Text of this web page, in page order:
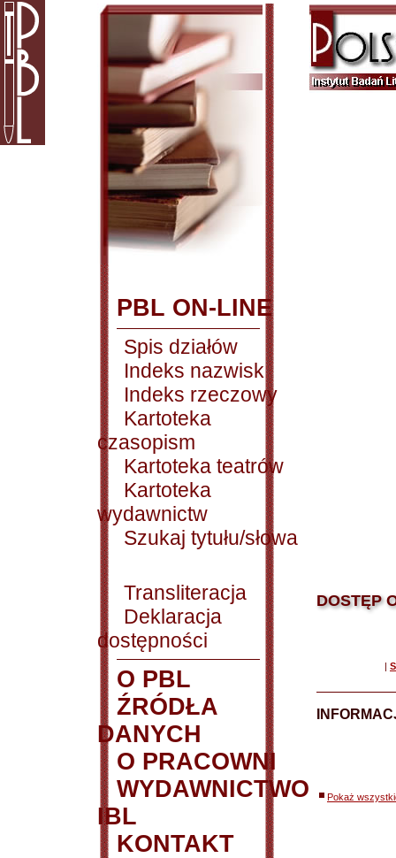
PBL ON-LINE
Spis działów
Indeks nazwisk
Indeks rzeczowy
Kartoteka
czasopism
Kartoteka teatrów
Kartoteka
wydawnictw
Szukaj tytułu/słowa
Transliteracja
Deklaracja
dostępności
O PBL
ŹRÓDŁA
DANYCH
O PRACOWNI
WYDAWNICTWO
IBL
KONTAKT
DOSTĘP
|
Pokaż